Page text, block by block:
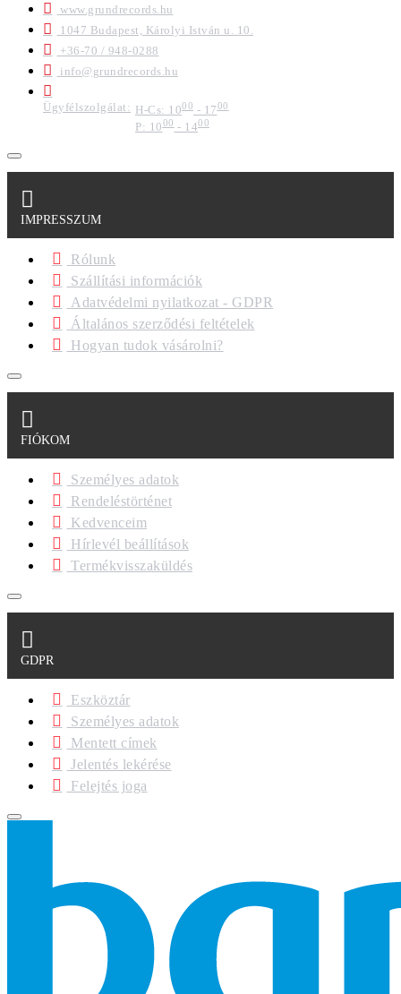
www.grundrecords.hu
1047 Budapest, Károlyi István u. 10.
+36-70 / 948-0288
info@grundrecords.hu
Ügyfélszolgálat: H-Cs: 1000 - 1700
P: 1000- 1400
IMPRESSZUM
Rólunk
Szállítási információk
Adatvédelmi nyilatkozat - GDPR
Általános szerződési feltételek
Hogyan tudok vásárolni?
FIÓKOM
Személyes adatok
Rendeléstörténet
Kedvenceim
Hírlevél beállítások
Termékvisszaküldés
GDPR
Eszköztár
Személyes adatok
Mentett címek
Jelentés lekérése
Felejtés joga